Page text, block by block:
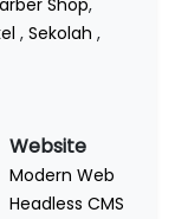
Shop,
, Sekolah ,
Website
Modern Web
Headless CMS